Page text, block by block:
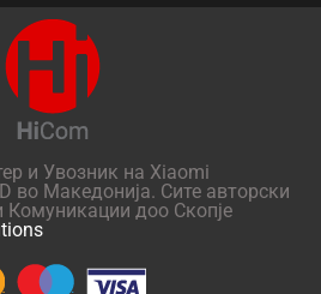
и Увозник на Xiaomi
во Македонија. Сите авторски
доо Скопје